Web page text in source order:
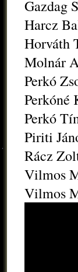
Gazdag
Harcz
Horváth
Molnár
Perkó
Perkóné
Perkó
Piriti
Rácz
Vilmos
Vilmos